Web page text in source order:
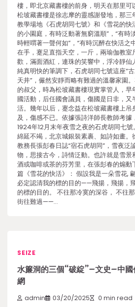
樓，即北京藏書樓的前身，明天在那里可
松坡藏書樓是徐志摩的靈感謝發地，那三
教學場地《石虎胡同七號》和《雪花的快
的小園庭，有時泛動著無窮溫順”，“有時
時輕喟著一聲何如”，“有時沉醉在快活之
在手，蹇足直指天空，一斤，兩瑜伽教
歡，滿面酒紅，連珠的笑響中，浮冷靜仙
純真明快的筆調下，石虎胡同七號這座“
天井”，儼然安靜而略有難過的溫馨家園
的叔父，時為松坡藏書樓現實掌管人，
國活動，后任國會議員，傷國是日非，又
活。幾年以后，蹇念益在松坡藏書樓上吊
及，傷感不已。依據張詩洋師長教師考
1924年12月末年夜雪之夜的石虎胡同七號
綿延不竭，北京城銀裝素裹、如詩如畫
教務長張彭春日誌“宿石虎胡同”，雪夜泛
物，思接古今，詩情泛動。也許就是雪
酒或咖啡或茶的芬芳里，在張彭春的煽動
篇《雪花的快活》： 假設我是一朵雪花,
必定認清我的標的目的——飛揚，飛揚，
的標的目的。 不往那冷寞的深谷， 不往
街往難過——…
SEIZE
水簾洞的三個“破綻”–文史–中
網
admin 03/20/2025 0 min read